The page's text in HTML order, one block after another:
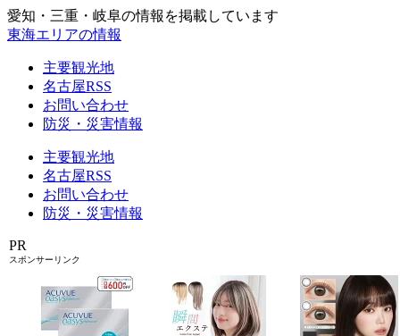
愛知・三重・岐阜の情報を掲載しています
東海エリアの情報
主要観光地
名古屋RSS
お問い合わせ
防災・災害情報
主要観光地
名古屋RSS
お問い合わせ
防災・災害情報
PR
スポンサーリンク